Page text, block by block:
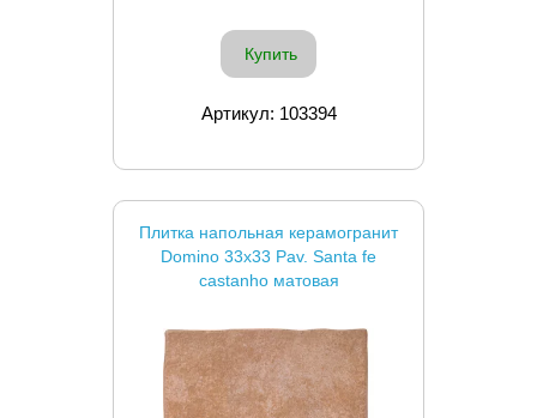
Купить
Артикул: 103394
Плитка напольная керамогранит
Domino 33x33 Pav. Santa fe
castanho матовая